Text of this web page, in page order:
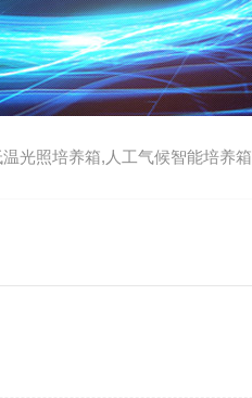
光照培养箱,人工气候智能培养箱